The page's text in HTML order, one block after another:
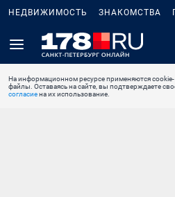
НЕДВИЖИМОСТЬ ЗНАКОМСТВА
На информационном ресурсе применяются cookie-
файлы. Оставаясь на сайте, вы подтверждаете
согласиена их использование.